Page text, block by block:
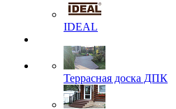
IDEAL
Террасная доска ДПК